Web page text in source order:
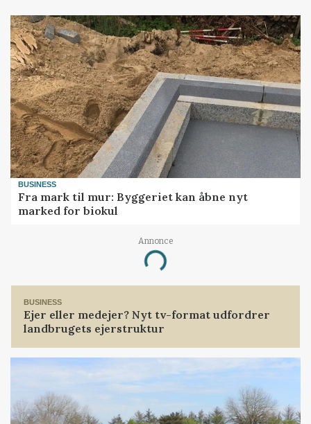
BUSINESS
Fra mark til mur: Byggeriet kan åbne nyt
marked for biokul
Annonce
Loading...
BUSINESS
Ejer eller medejer? Nyt tv-format udfordrer
landbrugets ejerstruktur